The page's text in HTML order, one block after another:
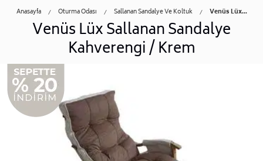
Anasayfa Oturma Odası Sallanan Sandalye Ve Koltuk Venüs Lüx...
Venüs Lüx Sallanan Sandalye
Kahverengi / Krem